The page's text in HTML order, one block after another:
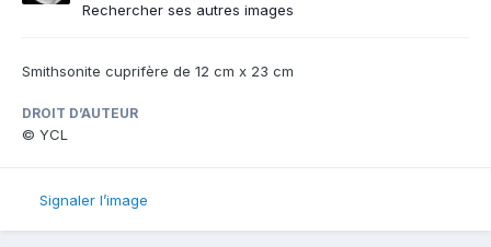
Rechercher ses autres images
Smithsonite cuprifère de 12 cm x 23 cm
DROIT D’AUTEUR
© YCL
Signaler l’image